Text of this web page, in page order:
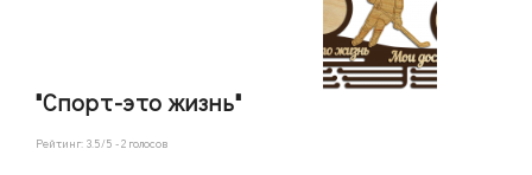
"Спорт-это жизнь"
Рейтинг: 3.5/5 -2 голосов